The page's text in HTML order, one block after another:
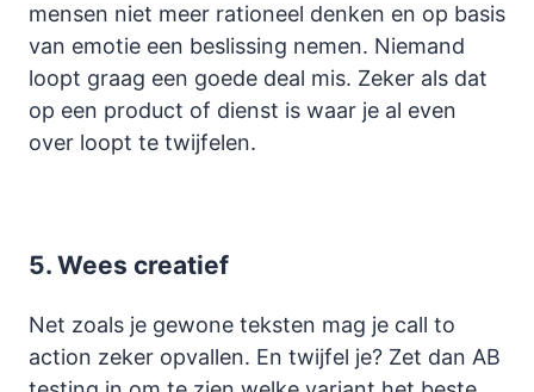
mensen niet meer rationeel denken en op basis
van emotie een beslissing nemen. Niemand
loopt graag een goede deal mis. Zeker als dat
op een product of dienst is waar je al even
over loopt te twijfelen.
5. Wees creatief
Net zoals je gewone teksten mag je call to
action zeker opvallen. En twijfel je? Zet dan AB